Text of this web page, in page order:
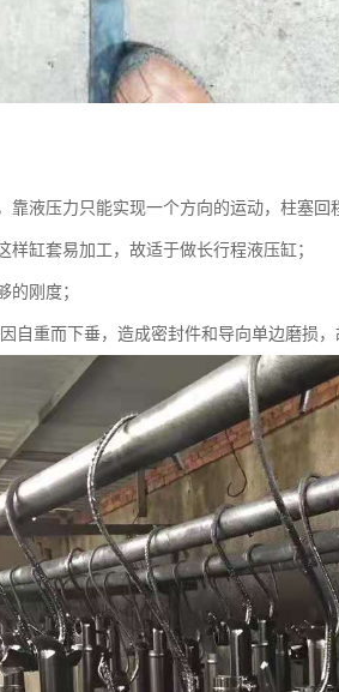
靠液压力只能实现一个方向的运动，柱塞回
样缸套易加工，故适于做长行程液压缸；
的刚度；
自重而下垂，造成密封件和导向单边磨损，